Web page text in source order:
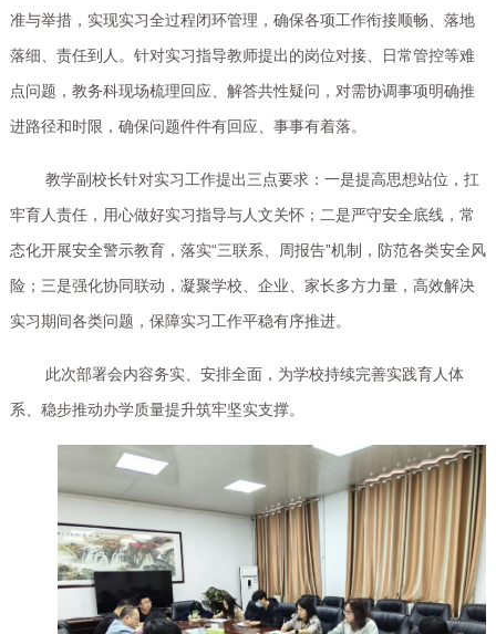
准与举措，实现实习全过程闭环管理，确保各项工作衔接顺畅、落地
落细、责任到人。针对实习指导教师提出的岗位对接、日常管控等难
点问题，教务科现场梳理回应、解答共性疑问，对需协调事项明确推
进路径和时限，确保问题件件有回应、事事有着落。
教学副校长针对实习工作提出三点要求：一是提高思想站位，扛
牢育人责任，用心做好实习指导与人文关怀；二是严守安全底线，常
态化开展安全警示教育，落实“三联系、周报告”机制，防范各类安全风
险；三是强化协同联动，凝聚学校、企业、家长多方力量，高效解决
实习期间各类问题，保障实习工作平稳有序推进。
此次部署会内容务实、安排全面，为学校持续完善实践育人体
系、稳步推动办学质量提升筑牢坚实支撑。